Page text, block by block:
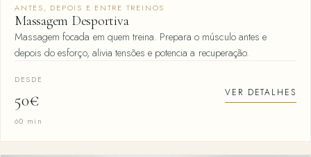
ANTES, DEPOIS E ENTRE TREINOS
Massagem Desportiva
Massagem focada em quem treina. Prepara o músculo antes e
depois do esforço, alivia tensões e potencia a recuperação.
DESDE
50€ VER DETALHES
60 min